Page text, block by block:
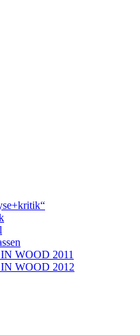
WOOD 2011
WOOD 2012